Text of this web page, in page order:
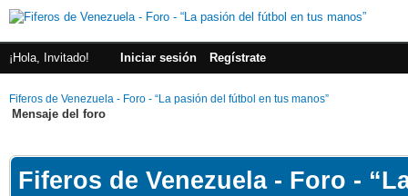
¡Hola, Invitado! Iniciar sesión Regístrate
Fiferos de Venezuela - Foro - “La pasión del fútbol en tus manos”
Mensaje del foro
Fiferos de Venezuela - Foro -